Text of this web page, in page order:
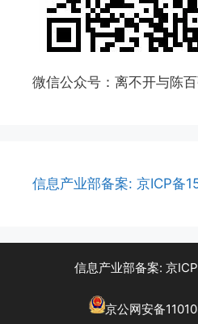
微信公众号：离不开与陈
信息产业部备案: 京ICP备
信息产业部备案: 京
京公网安备